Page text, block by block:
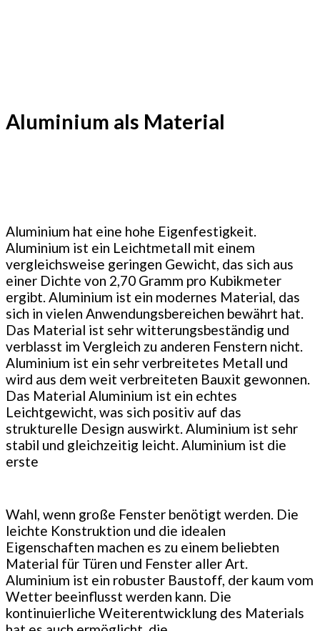
Aluminium als Material
Aluminium hat eine hohe Eigenfestigkeit.
Aluminium ist ein Leichtmetall mit einem
vergleichsweise geringen Gewicht, das sich aus
einer Dichte von 2,70 Gramm pro Kubikmeter
ergibt. Aluminium ist ein modernes Material, das
sich in vielen Anwendungsbereichen bewährt hat.
Das Material ist sehr witterungsbeständig und
verblasst im Vergleich zu anderen Fenstern nicht.
Aluminium ist ein sehr verbreitetes Metall und
wird aus dem weit verbreiteten Bauxit gewonnen.
Das Material Aluminium ist ein echtes
Leichtgewicht, was sich positiv auf das
strukturelle Design auswirkt. Aluminium ist sehr
stabil und gleichzeitig leicht. Aluminium ist die
erste
Wahl, wenn große Fenster benötigt werden. Die
leichte Konstruktion und die idealen
Eigenschaften machen es zu einem beliebten
Material für Türen und Fenster aller Art.
Aluminium ist ein robuster Baustoff, der kaum vom
Wetter beeinflusst werden kann. Die
kontinuierliche Weiterentwicklung des Materials